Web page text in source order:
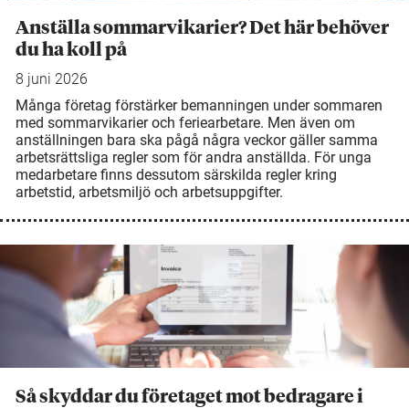
Anställa sommarvikarier? Det här behöver
du ha koll på
8 juni 2026
Många företag förstärker bemanningen under sommaren
med sommarvikarier och feriearbetare. Men även om
anställningen bara ska pågå några veckor gäller samma
arbetsrättsliga regler som för andra anställda. För unga
medarbetare finns dessutom särskilda regler kring
arbetstid, arbetsmiljö och arbetsuppgifter.
Så skyddar du företaget mot bedragare i